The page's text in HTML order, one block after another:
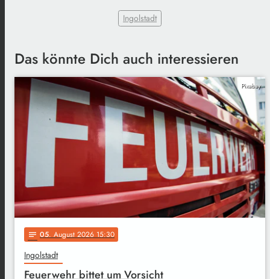
Ingolstadt
Das könnte Dich auch interessieren
Pixabay
notes 05. August 2026 15:30
Ingolstadt
Feuerwehr bittet um Vorsicht